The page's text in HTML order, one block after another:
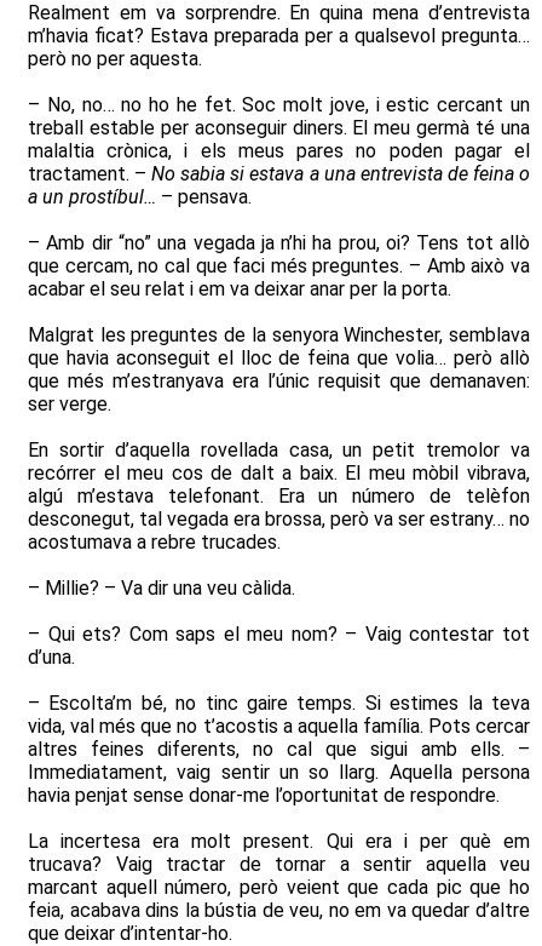
Realment em va sorprendre. En quina mena d’entrevista
m’havia ficat? Estava preparada per a qualsevol pregunta…
però no per aquesta.
– No, no… no ho he fet. Soc molt jove, i estic cercant un
treball estable per aconseguir diners. El meu germà té una
malaltia crònica, i els meus pares no poden pagar el
tractament. –No sabia si estava a una entrevista de feina o
a un prostíbul… – pensava.
– Amb dir “no” una vegada ja n’hi ha prou, oi? Tens tot allò
que cercam, no cal que faci més preguntes. – Amb això va
acabar el seu relat i em va deixar anar per la porta.
Malgrat les preguntes de la senyora Winchester, semblava
que havia aconseguit el lloc de feina que volia… però allò
que més m’estranyava era l’únic requisit que demanaven:
ser verge.
En sortir d’aquella rovellada casa, un petit tremolor va
recórrer el meu cos de dalt a baix. El meu mòbil vibrava,
algú m’estava telefonant. Era un número de telèfon
desconegut, tal vegada era brossa, però va ser estrany… no
acostumava a rebre trucades.
– Millie? – Va dir una veu càlida.
– Qui ets? Com saps el meu nom? – Vaig contestar tot
d’una.
– Escolta’m bé, no tinc gaire temps. Si estimes la teva
vida, val més que no t’acostis a aquella família. Pots cercar
altres feines diferents, no cal que sigui amb ells. –
Immediatament, vaig sentir un so llarg. Aquella persona
havia penjat sense donar-me l’oportunitat de respondre.
La incertesa era molt present. Qui era i per què em
trucava? Vaig tractar de tornar a sentir aquella veu
marcant aquell número, però veient que cada pic que ho
feia, acabava dins la bústia de veu, no em va quedar d’altre
que deixar d’intentar-ho.